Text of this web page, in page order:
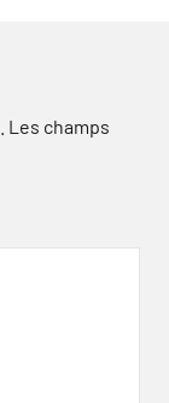
Les champs